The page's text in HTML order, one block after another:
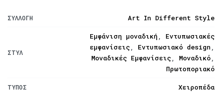
ΣΥΛΛΟΓΉ Art In Different Style
ΣΤΥΛ
Εμφάνιση μοναδική , Εντυπωσιακές
εμφανίσεις, Εντυπωσιακό design ,
Μοναδικές Εμφανίσεις, Μοναδικό,
Πρωτοποριακό
ΤΎΠΟΣ Χειροπέδα